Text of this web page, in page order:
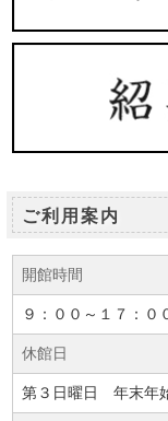
ご利用案内
開館時間
９：００～１７：０
休館日
第３日曜日 年末年